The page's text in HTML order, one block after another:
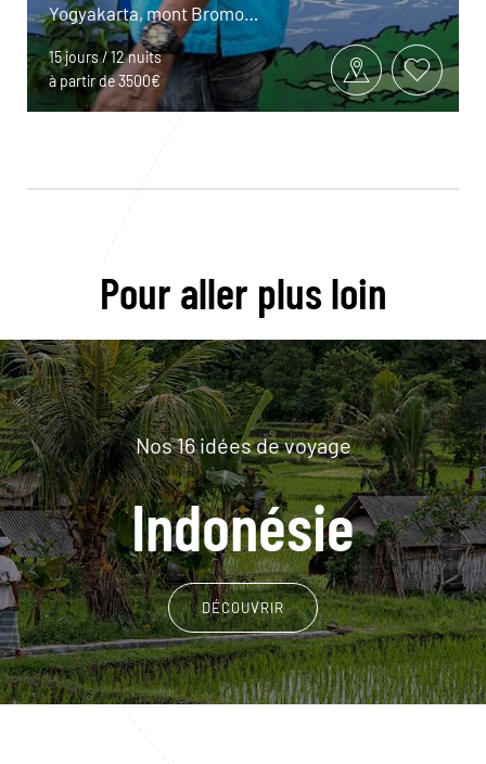
Yogyakarta, mont Bromo…
15 jours / 12 nuits
à partir de 3500€
Pour aller plus loin
Nos 16 idées de voyage
Indonésie
DÉCOUVRIR